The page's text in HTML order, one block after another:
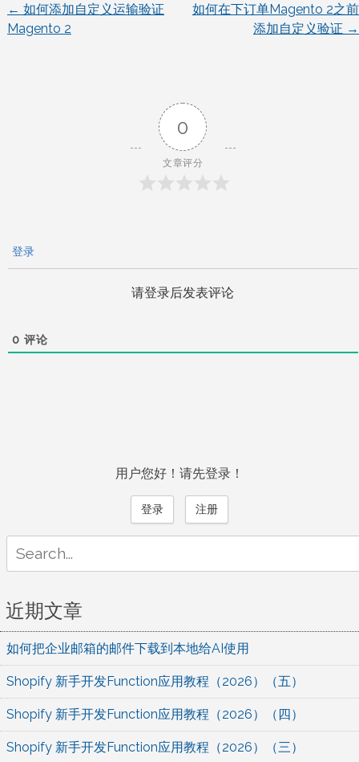
文
← 如何添加自定义运输验证
Magento 2
如何在下订单Magento 2之前
添加自定义验证 →
0
文章评分
登录
请登录后发表评论
0 评论
用户您好！请先登录！
登录 注册
for:
近期文章
如何把企业邮箱的邮件下载到本地给AI使用
Shopify 新手开发Function应用教程（2026）（五）
Shopify 新手开发Function应用教程（2026）（四）
Shopify 新手开发Function应用教程（2026）（三）